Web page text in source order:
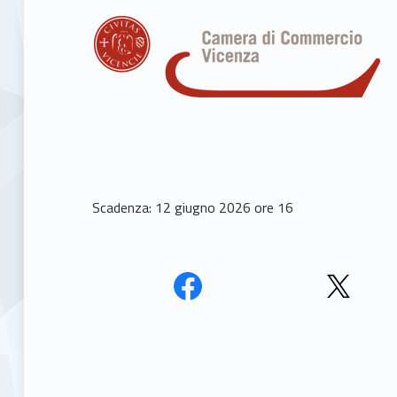
Scadenza: 12 giugno 2026 ore 16